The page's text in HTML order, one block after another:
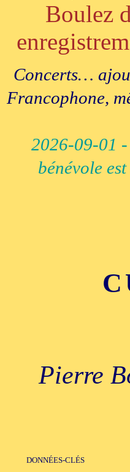
Boulez
Concerts…
Francophone,
2026-09-01
bénévole
Pierre
DONNÉES-CLÉS